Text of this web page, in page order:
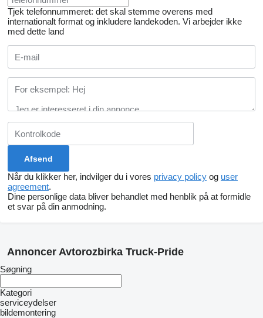
Tjek telefonnummeret: det skal stemme overens med
internationalt format og inkludere landekoden. Vi arbejder ikke
med dette land
Når du klikker her, indvilger du i vores privacy policy og user
agreement.
Dine personlige data bliver behandlet med henblik på at formidle
et svar på din anmodning.
Annoncer Avtorozbirka Truck-Pride
Søgning
Kategori
serviceydelser
bildemontering